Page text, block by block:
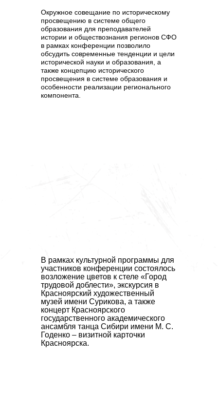
Окружное совещание по историческому
просвещению в системе общего
образования для преподавателей
истории и обществознания регионов СФО
в рамках конференции позволило
обсудить современные тенденции и цели
исторической науки и образования, а
также концепцию исторического
просвещения в системе образования и
особенности реализации регионального
компонента.
В рамках культурной программы для
участников конференции состоялось
возложение цветов к стеле «Город
трудовой доблести», экскурсия в
Красноярский художественный
музей имени Сурикова, а также
концерт Красноярского
государственного академического
ансамбля танца Сибири имени М. С.
Годенко – визитной карточки
Красноярска.